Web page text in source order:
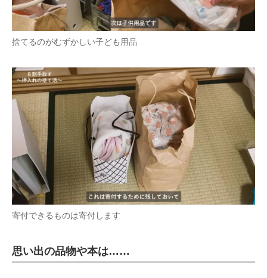
捨てるのがむずかしい子ども用品
寄付できるものは寄付します
思い出の品物や本は……